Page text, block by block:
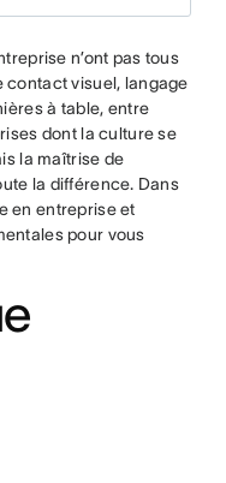
n’ont pas tous
contact visuel, langage
à table, entre
dont la culture se
la maîtrise de
la différence. Dans
en entreprise et
pour vous